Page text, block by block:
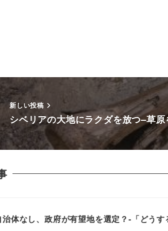
新しい投稿
シベリアの大地にラクダを放つ–草
体なし、政府が有望地を選定？-「どう